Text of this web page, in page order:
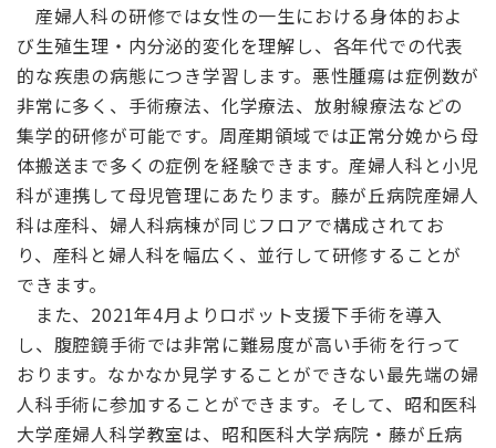
産婦人科の研修では女性の一生における身体的およ
び生殖生理・内分泌的変化を理解し、各年代での代表
的な疾患の病態につき学習します。悪性腫瘍は症例数が
非常に多く、手術療法、化学療法、放射線療法などの
集学的研修が可能です。周産期領域では正常分娩から母
体搬送まで多くの症例を経験できます。産婦人科と小児
科が連携して母児管理にあたります。藤が丘病院産婦人
科は産科、婦人科病棟が同じフロアで構成されてお
り、産科と婦人科を幅広く、並行して研修することが
できます。
また、2021年4月よりロボット支援下手術を導入
し、腹腔鏡手術では非常に難易度が高い手術を行って
おります。なかなか見学することができない最先端の婦
人科手術に参加することができます。そして、昭和医科
大学産婦人科学教室は、昭和医科大学病院・藤が丘病